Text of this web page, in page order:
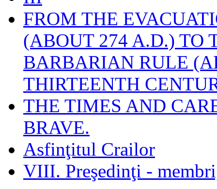
FROM THE
(ABOUT 274 A.D.) TO
BARBARIAN RULE
THIRTEENTH
THE TIMES AND
BRAVE.
Asfinţitul Crailor
VIII. Preşedinţi -